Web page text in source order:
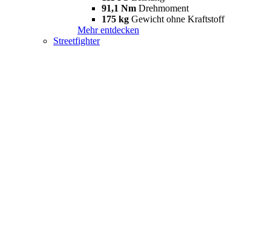
91,1 Nm Drehmoment
175 kg Gewicht ohne Kraftstoff
Mehr entdecken
Streetfighter